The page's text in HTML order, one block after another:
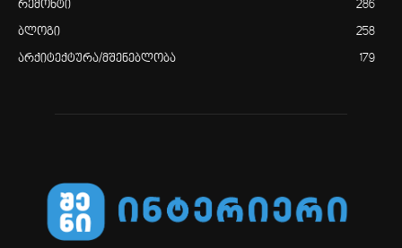
რემონტი 286
ბლოგი 258
არქიტექტურა/მშენებლობა 179